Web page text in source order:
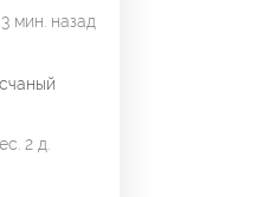
мин. назад
2 д.